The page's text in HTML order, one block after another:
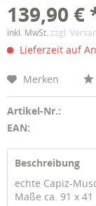
139,90 €
inkl. MwSt. zzgl.
Lieferzeit auf
Merken
Artikel-Nr.:
EAN:
Beschreibung
echte Capiz-
Maße ca. 91 x